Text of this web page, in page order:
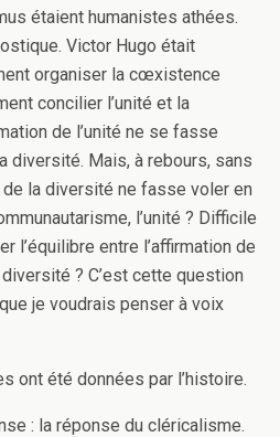
étaient humanistes athées.
Victor Hugo était
organiser la cœxistence
concilier l’unité et la
de l’unité ne se fasse
diversité. Mais, à rebours, sans
de la diversité ne fasse voler en
l’unité ? Difficile
l’équilibre entre l’affirmation de
? C’est cette question
je voudrais penser à voix
ont été données par l’histoire.
: la réponse du cléricalisme.